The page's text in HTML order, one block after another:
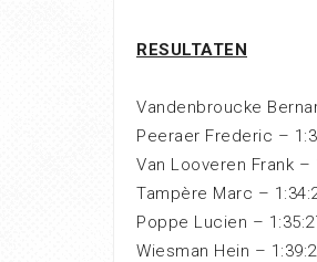
RESULTATEN
Vandenbroucke
Peeraer Frederic –
Van Looveren Frank –
Tampère Marc –
Poppe Lucien –
Wiesman Hein –